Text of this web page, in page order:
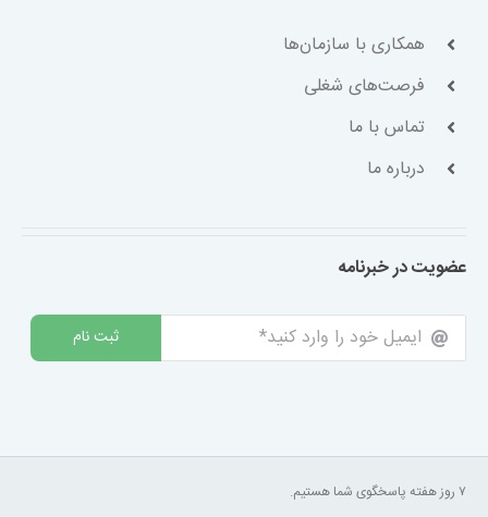
همکاری با سازمان‌ها
فرصت‌های شغلی
تماس با ما
درباره ما
عضویت در خبرنامه
ثبت نام
۷ روز هفته پاسخگوی شما هستیم.